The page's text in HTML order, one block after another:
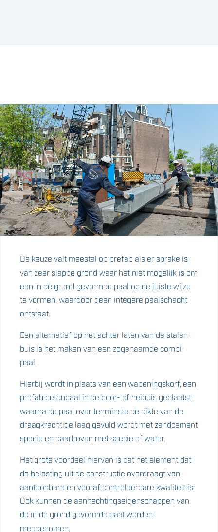
De keuze valt meestal op prefab als er sprake is
van zeer slappe grond waar het niet mogelijk is om
een in de grond gevormde paal op de juiste wijze
te vormen, waardoor geen integere paalschacht
ontstaat.
Een alternatief op het achter laten van de stalen
buis is het maken van een zogenaamde combi-
paal.
Hierbij wordt in plaats van een wapeningskorf, een
prefab betonpaal in de boor- of heibuis geplaatst,
waarna de paal over tenminste de dikte van de
draagkrachtige laag gevuld wordt met zandcement
specie en daarboven met specie of water.
Het grote voordeel hiervan is dat het element dat
de belasting uit de constructie overdraagt van
aantoonbare en vooraf controleerbare kwaliteit is.
Ook kunnen de aanhechtingseigenschappen van
de in de grond gevormde paal worden
meegenomen.